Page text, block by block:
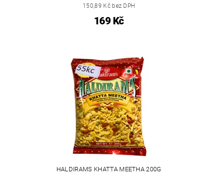
150,89 Kč bez DPH
169 Kč
HALDIRAMS KHATTA MEETHA 200G